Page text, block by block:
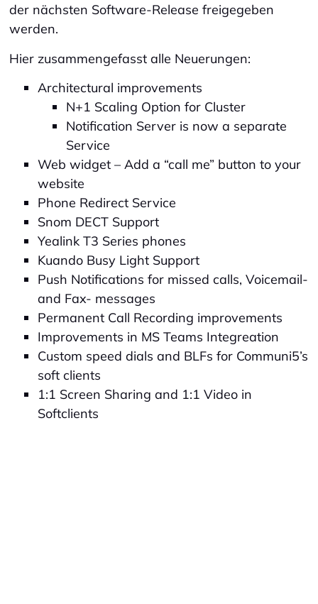
der nächsten Software-Release freigegeben
werden.
Hier zusammengefasst alle Neuerungen:
Architectural improvements
N+1 Scaling Option for Cluster
Notification Server is now a separate
Service
Web widget – Add a “call me” button to your
website
Phone Redirect Service
Snom DECT Support
Yealink T3 Series phones
Kuando Busy Light Support
Push Notifications for missed calls, Voicemail-
and Fax- messages
Permanent Call Recording improvements
Improvements in MS Teams Integreation
Custom speed dials and BLFs for Communi5’s
soft clients
1:1 Screen Sharing and 1:1 Video in
Softclients